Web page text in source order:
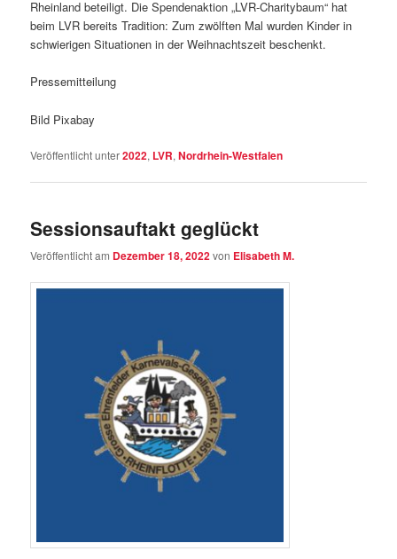
Rheinland beteiligt. Die Spendenaktion „LVR-Charitybaum“ hat
beim LVR bereits Tradition: Zum zwölften Mal wurden Kinder in
schwierigen Situationen in der Weihnachtszeit beschenkt.
Pressemitteilung
Bild Pixabay
Veröffentlicht unter2022, LVR,Nordrhein-Westfalen
Sessionsauftakt geglückt
Veröffentlicht am Dezember 18, 2022von Elisabeth M.